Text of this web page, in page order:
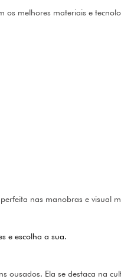
melhores materiais e
nas manobras e visual
e escolha a sua.
Ela se destaca na